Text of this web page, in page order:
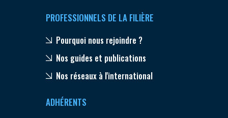
PROFESSIONNELS DE LA FILIÈRE
Pourquoi nous rejoindre ?
Nos guides et publications
Nos réseaux à l'international
ADHÉRENTS